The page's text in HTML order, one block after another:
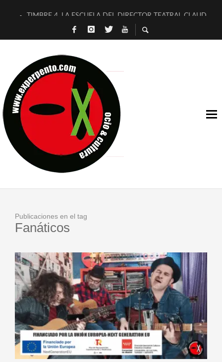
TIMBRE 4, LA ESCUELA DEL DIRECTOR TEATRAL CLAUDIO
30 AÑOS (NO ES NADA) DE LA KATARSIS DEL TOMATAZO
D’BALDOMEROS REINVENTAN [BITÁCORA 3.0] EN EXVITA
MARSHALL FLASH PRESENTA EN EXVITA [RELATIVA
JOFRE BARDAGÍ EN EXVITA INTERPRETANDO A SERRAT
YORCH PRESENTA [CURSO DE ARMONÍA PERSECUTORIA]
MAGALÍ SARE NOS EXPLICA [DESCASADA]
«NO TENGO PUTOS SUEÑOS»
Publicaciones en el tag
Fanáticos